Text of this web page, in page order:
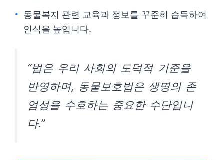
동물복지 관련 교육과 정보를 꾸준히 습득하여
인식을 높입니다.
“법은 우리 사회의 도덕적 기준을
반영하며, 동물보호법은 생명의 존
엄성을 수호하는 중요한 수단입니
다.”